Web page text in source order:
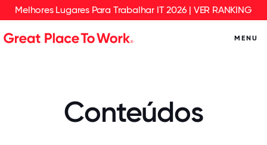
Melhores Lugares Para Trabalhar IT 2026 | VER RANKING
MENU
Conteúdos